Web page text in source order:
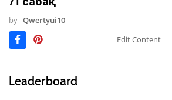
by Qwertyui10
Edit Content
Leaderboard